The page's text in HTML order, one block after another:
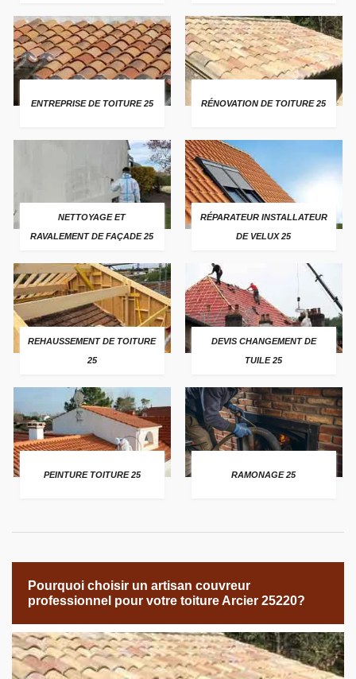
ENTREPRISE DE TOITURE 25 RÉNOVATION DE TOITURE 25
NETTOYAGE ET
RAVALEMENT DE FAÇADE 25
RÉPARATEUR INSTALLATEUR
DE VELUX 25
REHAUSSEMENT DE TOITURE
25
DEVIS CHANGEMENT DE
TUILE 25
PEINTURE TOITURE 25 RAMONAGE 25
Pourquoi choisir un artisan couvreur
professionnel pour votre toiture Arcier 25220?